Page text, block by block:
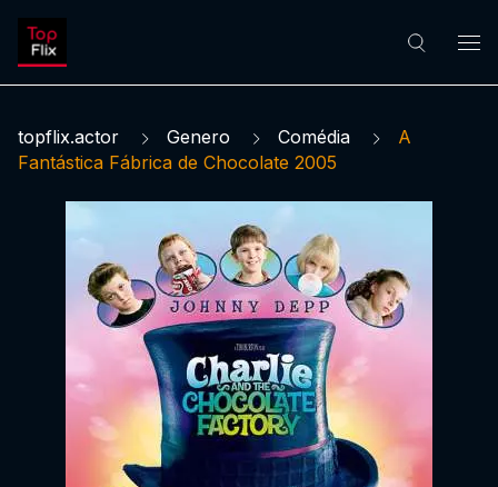
topflix.actor Genero Comédia
A
Fantástica Fábrica de Chocolate 2005